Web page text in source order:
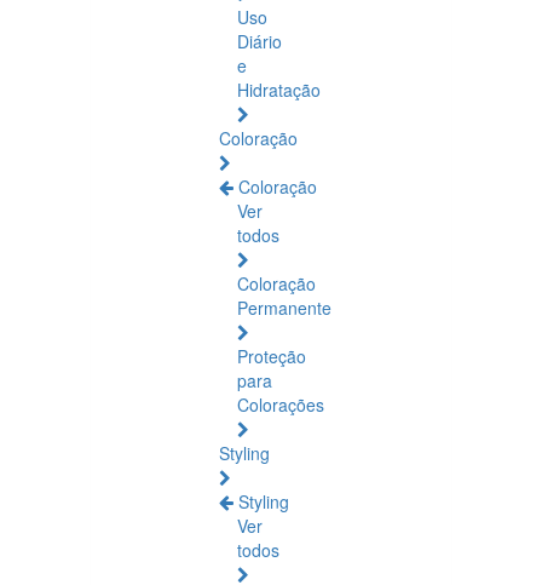
Uso
Diário
e
Hidratação
Coloração
Coloração
Ver
todos
Coloração
Permanente
Proteção
para
Colorações
Styling
Styling
Ver
todos